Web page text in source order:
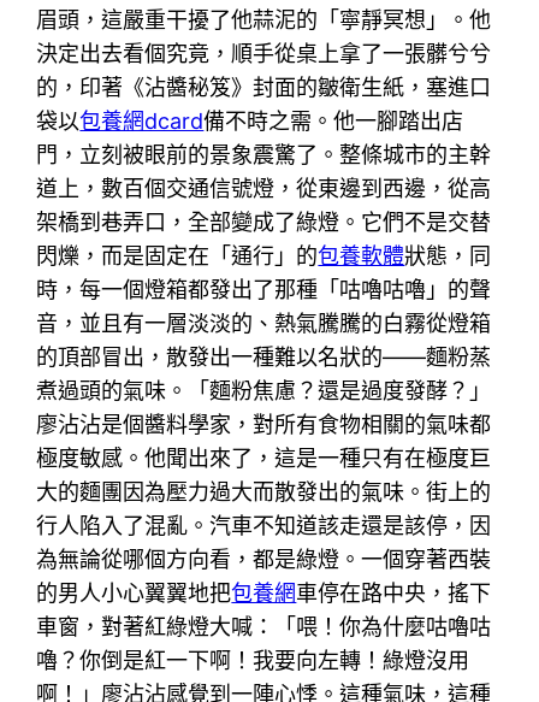
眉頭，這嚴重干擾了他蒜泥的「寧靜冥想」。他
決定出去看個究竟，順手從桌上拿了一張髒兮兮
的，印著《沾醬秘笈》封面的皺衛生紙，塞進口
袋以包養網dcard備不時之需。他一腳踏出店
門，立刻被眼前的景象震驚了。整條城市的主幹
道上，數百個交通信號燈，從東邊到西邊，從高
架橋到巷弄口，全部變成了綠燈。它們不是交替
閃爍，而是固定在「通行」的包養軟體狀態，同
時，每一個燈箱都發出了那種「咕嚕咕嚕」的聲
音，並且有一層淡淡的、熱氣騰騰的白霧從燈箱
的頂部冒出，散發出一種難以名狀的——麵粉蒸
煮過頭的氣味。「麵粉焦慮？還是過度發酵？」
廖沾沾是個醬料學家，對所有食物相關的氣味都
極度敏感。他聞出來了，這是一種只有在極度巨
大的麵團因為壓力過大而散發出的氣味。街上的
行人陷入了混亂。汽車不知道該走還是該停，因
為無論從哪個方向看，都是綠燈。一個穿著西裝
的男人小心翼翼地把包養網車停在路中央，搖下
車窗，對著紅綠燈大喊：「喂！你為什麼咕嚕咕
嚕？你倒是紅一下啊！我要向左轉！綠燈沒用
啊！」廖沾沾感覺到一陣心悸。這種氣味，這種